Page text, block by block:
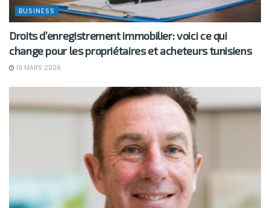
BUSINESS
Droits d’enregistrement immobilier: voici ce qui
change pour les propriétaires et acheteurs tunisiens
19 MARS 2026